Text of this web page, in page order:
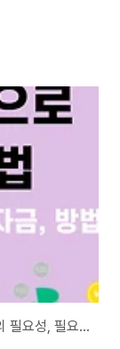
노후 자금, 정확한 계산으로 대비하는 법(계산의 필요성, 필요한 자금, 방법)